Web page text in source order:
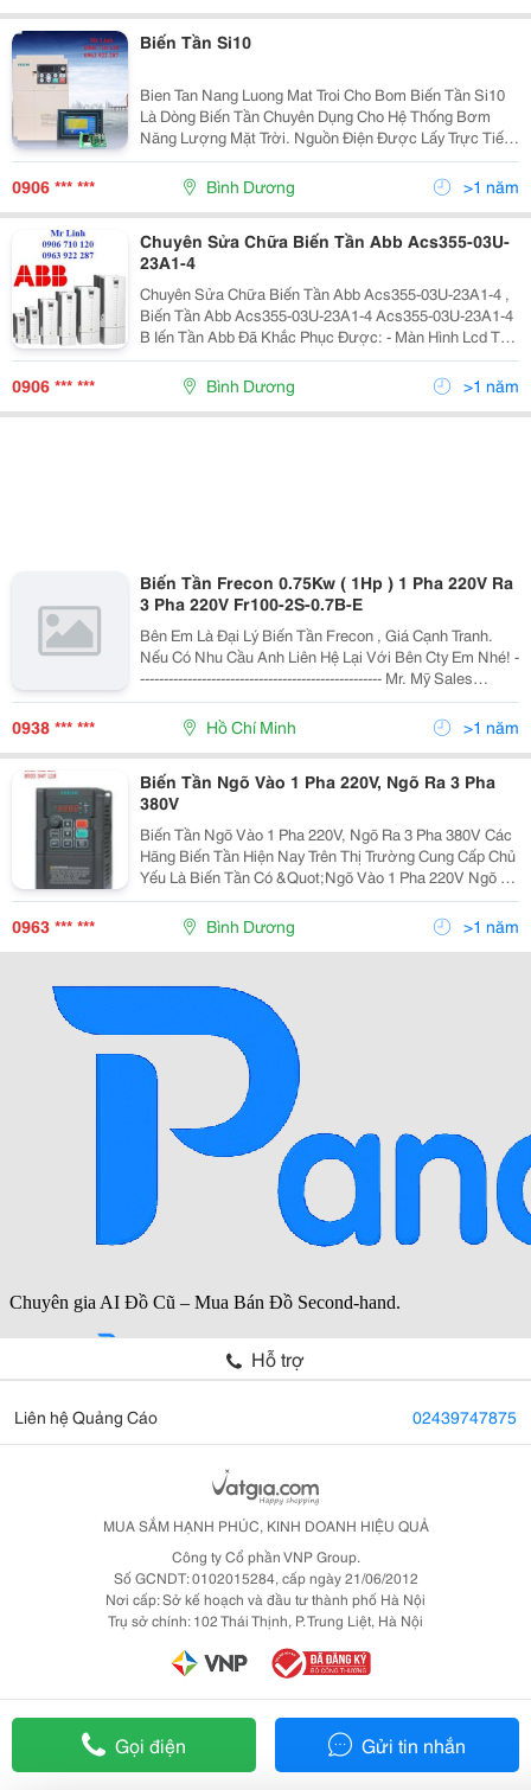
Biến Tần Si10
Bien Tan Nang Luong Mat Troi Cho Bom Biến Tần Si10
Là Dòng Biến Tần Chuyên Dụng Cho Hệ Thống Bơm
Năng Lượng Mặt Trời. Nguồn Điện Được Lấy Trực Tiếp
Từ Các Tấm Pin Mặt Trời Đưa Vào Biến Tần, Nguồn
Điện Một Chiều Được Chuyển Đổi Thành Nguồn Điện
0906 *** *** Bình Dương >1 năm
Chuyên Sửa Chữa Biến Tần Abb Acs355-03U-
23A1-4
Chuyên Sửa Chữa Biến Tần Abb Acs355-03U-23A1-4 ,
Biến Tần Abb Acs355-03U-23A1-4 Acs355-03U-23A1-4
B Iến Tần Abb Đã Khắc Phục Được: - Màn Hình Lcd Tối
Đen, Không Hiển Thị Do Chết Nguồn, Chết Công Suất
Hay Lỗi Board Mmi
0906 *** *** Bình Dương >1 năm
Biến Tần Frecon 0.75Kw ( 1Hp ) 1 Pha 220V Ra
3 Pha 220V Fr100-2S-0.7B-E
Bên Em Là Đại Lý Biến Tần Frecon , Giá Cạnh Tranh.
Nếu Có Nhu Cầu Anh Liên Hệ Lại Với Bên Cty Em Nhé! -
--------------------------------------------------- Mr. Mỹ Sales
Engineer Mobile: 0938 266 144 Email:
Frecon.vn@Gmail.com -------------------------
0938 *** *** Hồ Chí Minh >1 năm
Biến Tần Ngõ Vào 1 Pha 220V, Ngõ Ra 3 Pha
380V
Biến Tần Ngõ Vào 1 Pha 220V, Ngõ Ra 3 Pha 380V Các
Hãng Biến Tần Hiện Nay Trên Thị Trường Cung Cấp Chủ
Yếu Là Biến Tần Có &Quot;Ngõ Vào 1 Pha 220V Ngõ Ra
3 Pha 220V, Vào 3 Pha 220V Ra 3Pha 220V Và Vào 3
Pha 380V Ra 3 Pha 380V - &Quot;. Do Nhu Cầu Sử
Dụng Bi
0963 *** *** Bình Dương >1 năm
Gọi điện Gửi tin nhắn
Hỗ trợ
Liên hệ Quảng Cáo 02439747875
MUA SẮM HẠNH PHÚC, KINH DOANH HIỆU QUẢ
Công ty Cổ phần VNP Group.
Số GCNDT: 0102015284, cấp ngày 21/06/2012
Nơi cấp: Sở kế hoạch và đầu tư thành phố Hà Nội
Trụ sở chính: 102 Thái Thịnh, P. Trung Liệt, Hà Nội